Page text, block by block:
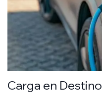
Carga en Destino